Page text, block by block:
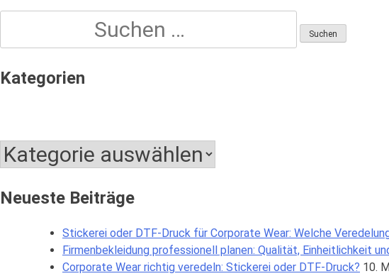
Kategorien
Neueste Beiträge
Stickerei oder DTF-Druck für Corporate Wear: Welche
Firmenbekleidung professionell planen: Qualität, Einheitlichkeit
Corporate Wear richtig veredeln: Stickerei oder DTF‑Druck? 10.